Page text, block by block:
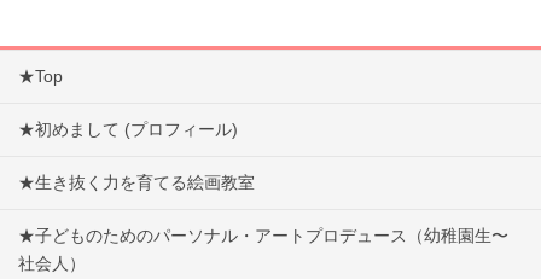
★Top
★初めまして (プロフィール)
★生き抜く力を育てる絵画教室
★子どものためのパーソナル・アートプロデュース（幼稚園生〜
社会人）